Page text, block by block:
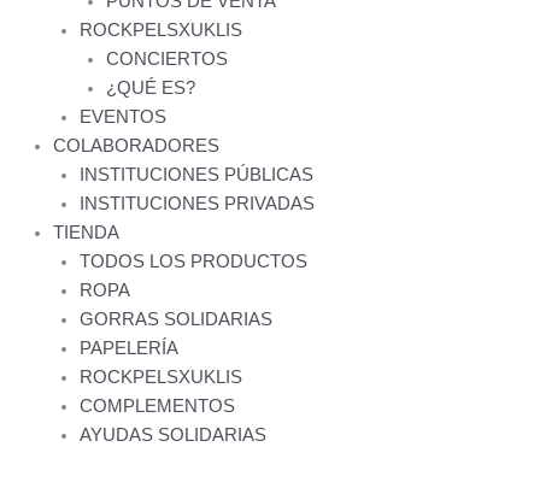
ROCKPELSXUKLIS
CONCIERTOS
¿QUÉ ES?
EVENTOS
COLABORADORES
INSTITUCIONES PÚBLICAS
INSTITUCIONES PRIVADAS
TIENDA
TODOS LOS PRODUCTOS
ROPA
GORRAS SOLIDARIAS
PAPELERÍA
ROCKPELSXUKLIS
COMPLEMENTOS
AYUDAS SOLIDARIAS